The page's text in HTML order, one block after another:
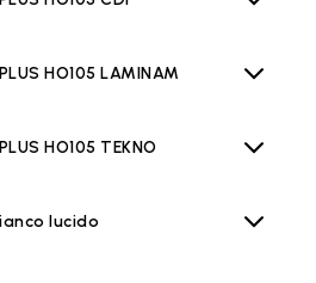
HO105 LAMINAM
HO105 TEKNO
lucido